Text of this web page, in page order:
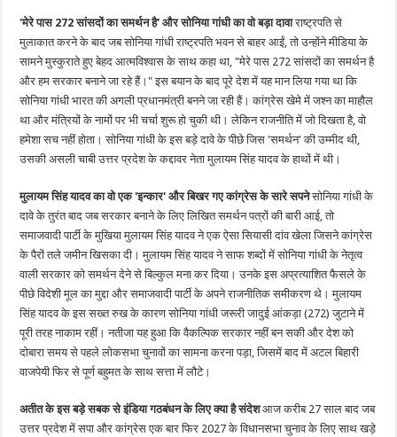
'मेरे पास 272 सांसदों का समर्थन है' और सोनिया गांधी का वो बड़ा दावाराष्ट्रपति से
मुलाकात करने के बाद जब सोनिया गांधी राष्ट्रपति भवन से बाहर आईं, तो उन्होंने मीडिया के
सामने मुस्कुराते हुए बेहद आत्मविश्वास के साथ कहा था, "मेरे पास 272 सांसदों का समर्थन है
और हम सरकार बनाने जा रहे हैं।" इस बयान के बाद पूरे देश में यह मान लिया गया था कि
सोनिया गांधी भारत की अगली प्रधानमंत्री बनने जा रही हैं। कांग्रेस खेमे में जश्न का माहौल
था और मंत्रियों के नामों पर भी चर्चा शुरू हो चुकी थी। लेकिन राजनीति में जो दिखता है, वो
हमेशा सच नहीं होता। सोनिया गांधी के इस बड़े दावे के पीछे जिस 'समर्थन' की उम्मीद थी,
उसकी असली चाबी उत्तर प्रदेश के कद्दावर नेता मुलायम सिंह यादव के हाथों में थी।
मुलायम सिंह यादव का वो एक 'इन्कार' और बिखर गए कांग्रेस के सारे सपनेसोनिया गांधी के
दावे के तुरंत बाद जब सरकार बनाने के लिए लिखित समर्थन पत्रों की बारी आई, तो
समाजवादी पार्टी के मुखिया मुलायम सिंह यादव ने एक ऐसा सियासी दांव खेला जिसने कांग्रेस
के पैरों तले जमीन खिसका दी। मुलायम सिंह यादव ने साफ शब्दों में सोनिया गांधी के नेतृत्व
वाली सरकार को समर्थन देने से बिल्कुल मना कर दिया। उनके इस अप्रत्याशित फैसले के
पीछे विदेशी मूल का मुद्दा और समाजवादी पार्टी के अपने राजनीतिक समीकरण थे। मुलायम
सिंह यादव के इस सख्त रुख के कारण सोनिया गांधी जरूरी जादुई आंकड़ा (272) जुटाने में
पूरी तरह नाकाम रहीं। नतीजा यह हुआ कि वैकल्पिक सरकार नहीं बन सकी और देश को
दोबारा समय से पहले लोकसभा चुनावों का सामना करना पड़ा, जिसमें बाद में अटल बिहारी
वाजपेयी फिर से पूर्ण बहुमत के साथ सत्ता में लौटे।
अतीत के इस बड़े सबक से इंडिया गठबंधन के लिए क्या है संदेशआज करीब 27 साल बाद जब
उत्तर प्रदेश में सपा और कांग्रेस एक बार फिर 2027 के विधानसभा चुनाव के लिए साथ खड़े